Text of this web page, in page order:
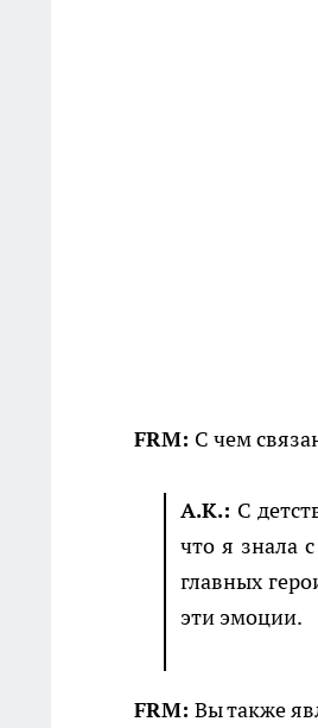
FRM: С чем
А.К.: С
что я знала
главных
эти эмоции.
FRM: Вы также